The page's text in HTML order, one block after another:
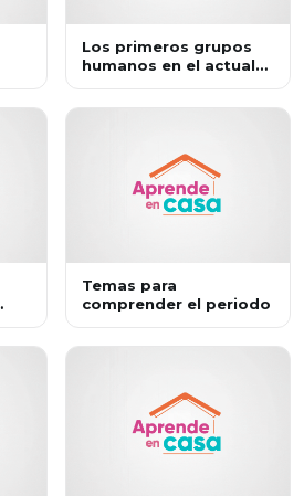
Los primeros grupos
humanos en el actual
Temas para
comprender el periodo